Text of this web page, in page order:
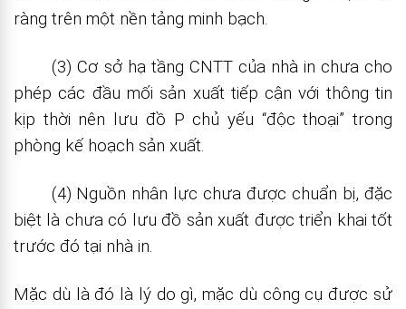
ràng trên một nền tảng minh bạch.
(3) Cơ sở hạ tầng CNTT của nhà in chưa cho
phép các đầu mối sản xuất tiếp cận với thông tin
kịp thời nên lưu đồ P chủ yếu “độc thoại” trong
phòng kế hoạch sản xuất.
(4) Nguồn nhân lực chưa được chuẩn bị, đặc
biệt là chưa có lưu đồ sản xuất được triển khai tốt
trước đó tại nhà in.
Mặc dù là đó là lý do gì, mặc dù công cụ được sử